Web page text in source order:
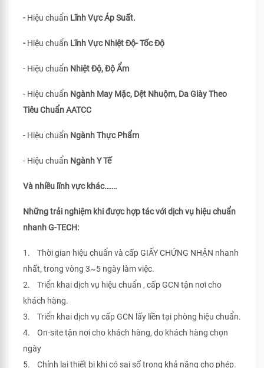
-Hiệu chuẩn Lĩnh Vực Áp Suất.
-Hiệu chuẩn Lĩnh Vực Nhiệt Độ- Tốc Độ
- Hiệu chuẩn Nhiệt Độ, Độ Ẩm
- Hiệu chuẩn Ngành May Mặc, Dệt Nhuộm, Da Giày Theo
Tiêu ChuẩnAATCC
- Hiệu chuẩn Ngành Thực Phẩm
- Hiệu chuẩn Ngành Y Tế
Và nhiều lĩnh vực khác…….
Những trải nghiệm khi được hợp tác với dịch vụ hiệu chuẩn
nhanh G-TECH:
1. Thời gian hiệu chuẩn và cấp GIẤY CHỨNG NHẬN nhanh
nhất, trong vòng 3~5 ngày làm việc.
2. Triển khai dịch vụ hiệu chuẩn , cấp GCN tận nơi cho
khách hàng.
3. Triển khai dịch vụ cấp GCN lấy liền tại phòng hiệu chuẩn.
4. On-site tận nơi cho khách hàng, do khách hàng chọn
ngày
5. Chỉnh lại thiết bị khi có sai số trong khả năng cho phép.